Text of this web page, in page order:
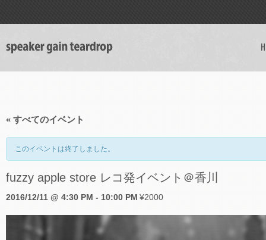
« すべてのイベント
このイベントは終了しました。
fuzzy apple store レコ発イベント＠香川
2016/12/11 @ 4:30 PM - 10:00 PM ¥2000